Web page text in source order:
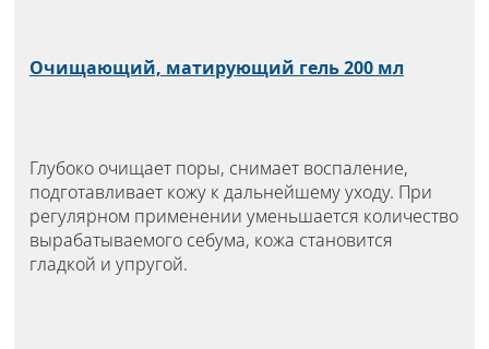
Очищающий, матирующий гель 200 мл
Глубоко очищает поры, снимает воспаление,
подготавливает кожу к дальнейшему уходу. При
регулярном применении уменьшается количество
вырабатываемого себума, кожа становится
гладкой и упругой.